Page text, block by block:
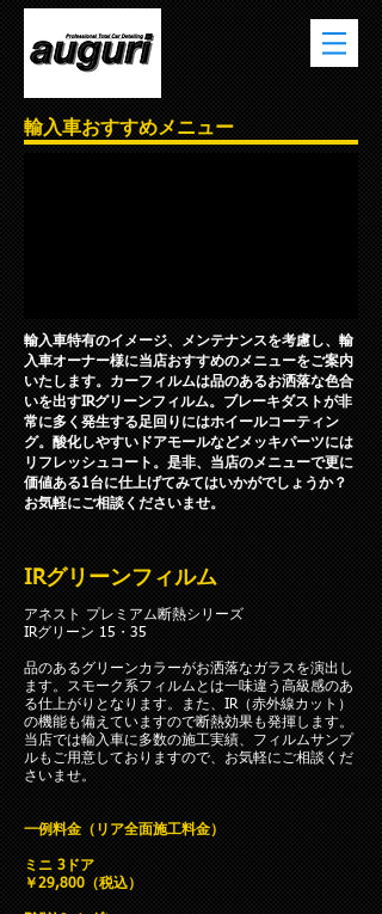
輸入車おすすめメニュー
輸入車特有のイメージ、メンテナンスを考慮し、輸
入車オーナー様に当店おすすめのメニューをご案内
いたします。カーフィルムは品のあるお洒落な色合
いを出すIRグリーンフィルム。ブレーキダストが非
常に多く発生する足回りにはホイールコーティン
グ。酸化しやすいドアモールなどメッキパーツには
リフレッシュコート。是非、当店のメニューで更に
価値ある1台に仕上げてみてはいかがでしょうか？
お気軽にご相談くださいませ。
IRグリーンフィルム
アネスト プレミアム断熱シリーズ
IRグリーン 15・35
品のあるグリーンカラーがお洒落なガラスを演出し
ます。スモーク系フィルムとは一味違う高級感のあ
る仕上がりとなります。また、IR（赤外線カット）
の機能も備えていますので断熱効果も発揮します。
当店では輸入車に多数の施工実績、フィルムサンプ
ルもご用意しておりますので、お気軽にご相談くだ
さいませ。
一例料金（リア全面施工料金）
ミニ 3ドア
￥29,800（税込）